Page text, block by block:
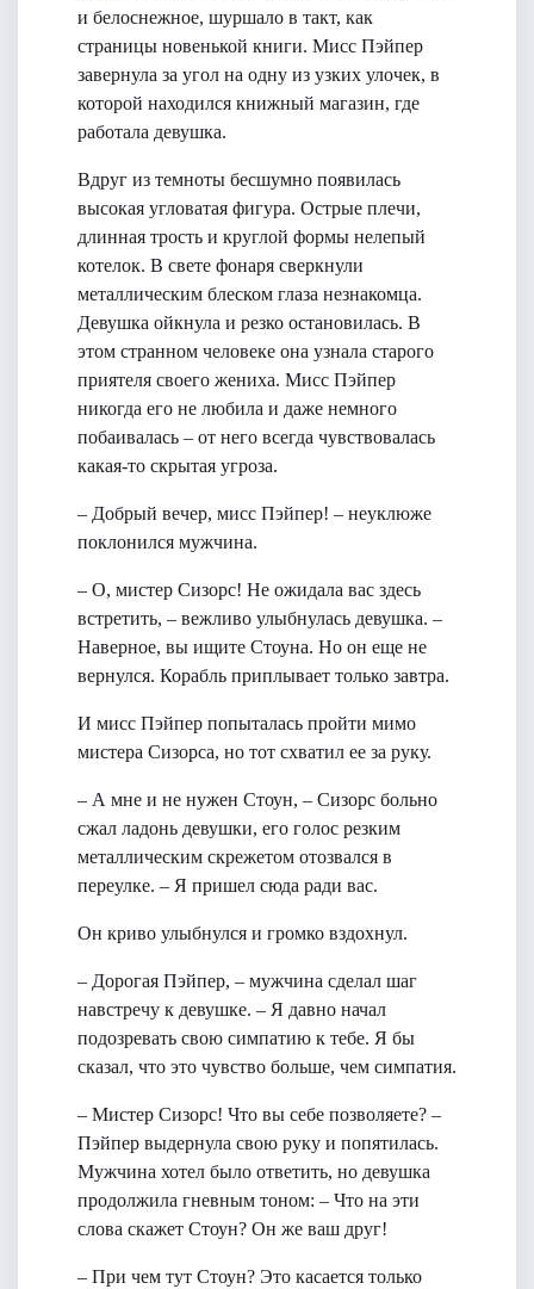
и белоснежное, шуршало в такт, как
страницы новенькой книги. Мисс Пэйпер
завернула за угол на одну из узких улочек, в
которой находился книжный магазин, где
работала девушка.
Вдруг из темноты бесшумно появилась
высокая угловатая фигура. Острые плечи,
длинная трость и круглой формы нелепый
котелок. В свете фонаря сверкнули
металлическим блеском глаза незнакомца.
Девушка ойкнула и резко остановилась. В
этом странном человеке она узнала старого
приятеля своего жениха. Мисс Пэйпер
никогда его не любила и даже немного
побаивалась – от него всегда чувствовалась
какая-то скрытая угроза.
– Добрый вечер, мисс Пэйпер! – неуклюже
поклонился мужчина.
– О, мистер Сизорс! Не ожидала вас здесь
встретить, – вежливо улыбнулась девушка. –
Наверное, вы ищите Стоуна. Но он еще не
вернулся. Корабль приплывает только завтра.
И мисс Пэйпер попыталась пройти мимо
мистера Сизорса, но тот схватил ее за руку.
– А мне и не нужен Стоун, – Сизорс больно
сжал ладонь девушки, его голос резким
металлическим скрежетом отозвался в
переулке. – Я пришел сюда ради вас.
Он криво улыбнулся и громко вздохнул.
– Дорогая Пэйпер, – мужчина сделал шаг
навстречу к девушке. – Я давно начал
подозревать свою симпатию к тебе. Я бы
сказал, что это чувство больше, чем симпатия.
– Мистер Сизорс! Что вы себе позволяете? –
Пэйпер выдернула свою руку и попятилась.
Мужчина хотел было ответить, но девушка
продолжила гневным тоном: – Что на эти
слова скажет Стоун? Он же ваш друг!
– При чем тут Стоун? Это касается только